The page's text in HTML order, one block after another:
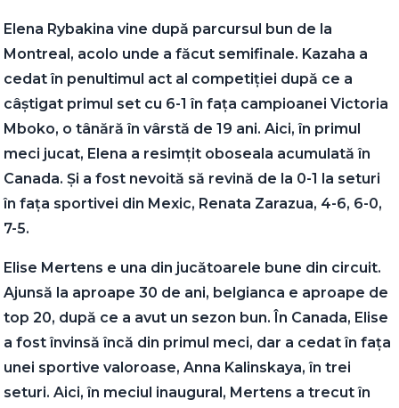
Elena Rybakina vine după parcursul bun de la
Montreal, acolo unde a făcut semifinale. Kazaha a
cedat în penultimul act al competiției după ce a
câștigat primul set cu 6-1 în fața campioanei Victoria
Mboko, o tânără în vârstă de 19 ani. Aici, în primul
meci jucat, Elena a resimțit oboseala acumulată în
Canada. Și a fost nevoită să revină de la 0-1 la seturi
în fața sportivei din Mexic, Renata Zarazua, 4-6, 6-0,
7-5.
Elise Mertens e una din jucătoarele bune din circuit.
Ajunsă la aproape 30 de ani, belgianca e aproape de
top 20, după ce a avut un sezon bun. În Canada, Elise
a fost învinsă încă din primul meci, dar a cedat în fața
unei sportive valoroase, Anna Kalinskaya, în trei
seturi. Aici, în meciul inaugural, Mertens a trecut în